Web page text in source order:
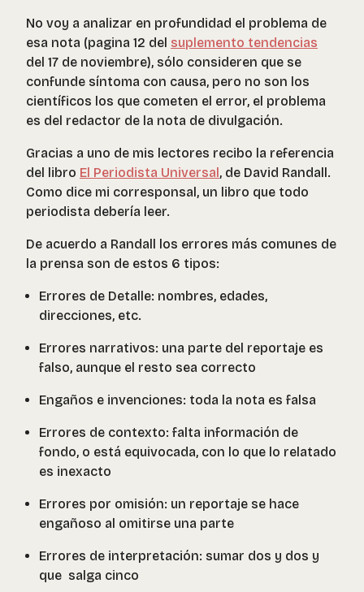
No voy a analizar en profundidad el problema de
esa nota (pagina 12 del suplemento tendencias
del 17 de noviembre), sólo consideren que se
confunde síntoma con causa, pero no son los
científicos los que cometen el error, el problema
es del redactor de la nota de divulgación.
Gracias a uno de mis lectores recibo la referencia
del libro El Periodista Universal , de David Randall.
Como dice mi corresponsal, un libro que todo
periodista debería leer.
De acuerdo a Randall los errores más comunes de
la prensa son de estos 6 tipos:
Errores de Detalle: nombres, edades,
direcciones, etc.
Errores narrativos: una parte del reportaje es
falso, aunque el resto sea correcto
Engaños e invenciones: toda la nota es falsa
Errores de contexto: falta información de
fondo, o está equivocada, con lo que lo relatado
es inexacto
Errores por omisión: un reportaje se hace
engañoso al omitirse una parte
Errores de interpretación: sumar dos y dos y
que salga cinco